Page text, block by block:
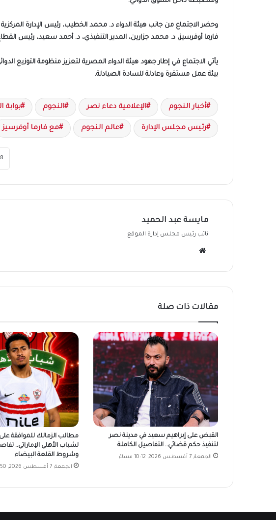
وحضر الاجتماع من جانب هيئة الدواء د. محمد الخطيب، رئيس الإدارة
فارما أوفرسيز، د. محمد جزارين، المدير التنفيذي، د. أحمد سعيد، رئيس
يأتي الاجتماع في إطار جهود هيئة الدواء المصرية لتعزيز منظومة التوزيع
بيئة عمل مستقرة وعادلة للسادة الصيادلة.
أخبار النجوم الإعلامية دعاء نصر النجوم بوابة
رئيس مجلس الإدارة عالم النجوم مع فارما أوفرسيز
مايسة عبد الحميد
نائب رئيس مجلس إدارة الموقع
مقالات ذات صلة
القبض على إبراهيم سعيد في مدينة نصر
لتنفيذ حكم قضائي.. التفاصيل الكاملة
الجمعة, 7 أغسطس 2026, 10:12 مساءً
مطالب الزمالك للموافقة على
لشباب الأهلي الإماراتي..
وشروط القلعة البيضاء
الجمعة, 7 أغسطس 2026, 9:50 مساءً